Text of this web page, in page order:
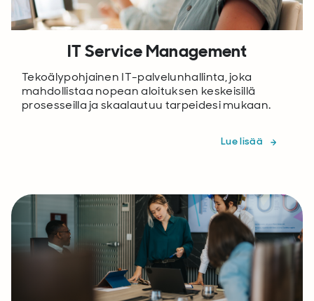
IT Service Management
Tekoälypohjainen IT-palvelunhallinta, joka
mahdollistaa nopean aloituksen keskeisillä
prosesseilla ja skaalautuu tarpeidesi mukaan.
Lue lisää